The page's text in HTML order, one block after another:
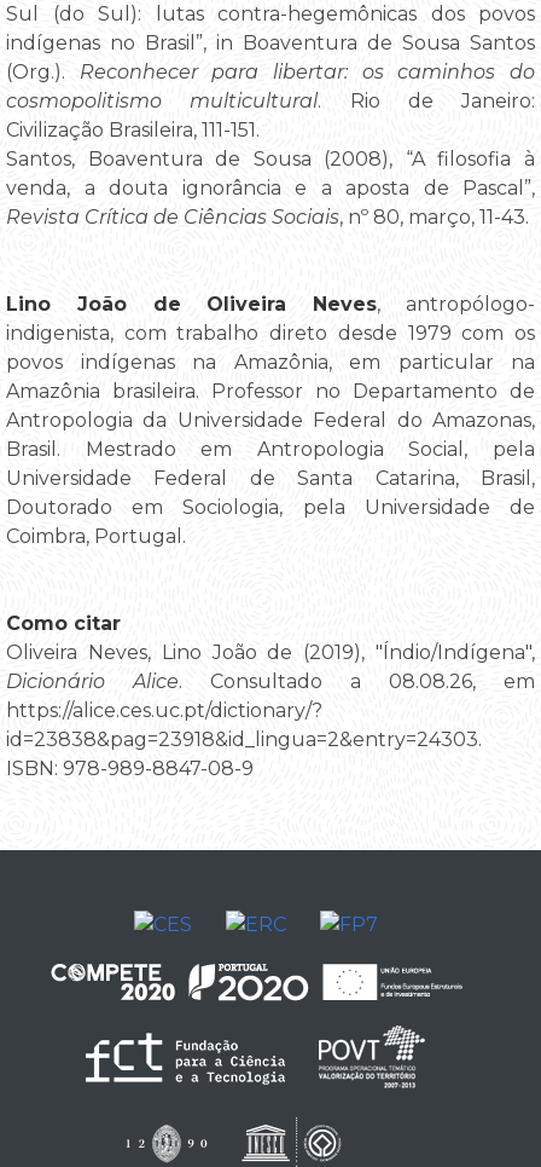
Sul (do Sul): lutas contra-hegemônicas dos povos
indígenas no Brasil”, in Boaventura de Sousa Santos
(Org.). Reconhecer para libertar: os caminhos do
cosmopolitismo multicultural. Rio de Janeiro:
Civilização Brasileira, 111-151.
Santos, Boaventura de Sousa (2008), “A filosofia à
venda, a douta ignorância e a aposta de Pascal”,
Revista Crítica de Ciências Sociais, nº 80, março, 11-43.
Lino João de Oliveira Neves, antropólogo-
indigenista, com trabalho direto desde 1979 com os
povos indígenas na Amazônia, em particular na
Amazônia brasileira. Professor no Departamento de
Antropologia da Universidade Federal do Amazonas,
Brasil. Mestrado em Antropologia Social, pela
Universidade Federal de Santa Catarina, Brasil,
Doutorado em Sociologia, pela Universidade de
Coimbra, Portugal.
Como citar
Oliveira Neves, Lino João de (2019), "Índio/Indígena",
Dicionário Alice. Consultado a 08.08.26, em
https://alice.ces.uc.pt/dictionary/?
id=23838&pag=23918&id_lingua=2&entry=24303.
ISBN: 978-989-8847-08-9